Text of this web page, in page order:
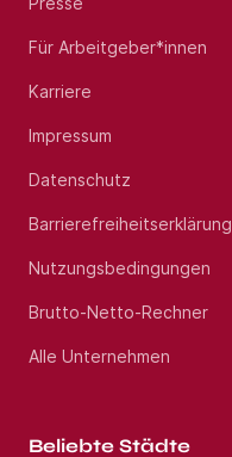
Für Arbeitgeber*innen
Karriere
Impressum
Datenschutz
Barrierefreiheitserklärung
Nutzungsbedingungen
Brutto-Netto-Rechner
Alle Unternehmen
Beliebte Städte